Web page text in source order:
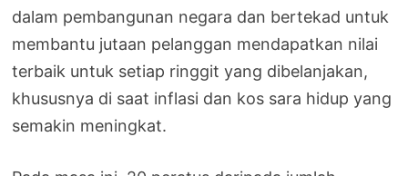
dalam pembangunan negara dan bertekad untuk
membantu jutaan pelanggan mendapatkan nilai
terbaik untuk setiap ringgit yang dibelanjakan,
khususnya di saat inflasi dan kos sara hidup yang
semakin meningkat.